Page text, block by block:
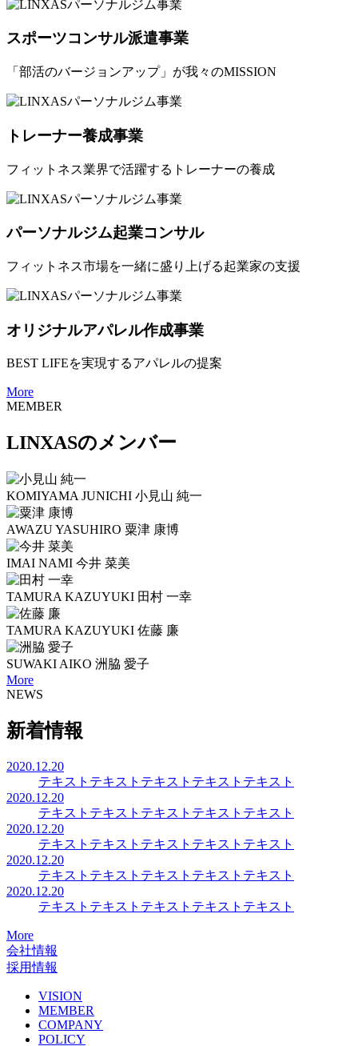
スポーツコンサル派遣事業
「部活のバージョンアップ」が我々のMISSION
トレーナー養成事業
フィットネス業界で活躍するトレーナーの養成
パーソナルジム起業コンサル
フィットネス市場を一緒に盛り上げる起業家の支援
オリジナルアパレル作成事業
BEST LIFEを実現するアパレルの提案
More
MEMBER
LINXASのメンバー
KOMIYAMA JUNICHI 小見山 純一
AWAZU YASUHIRO 粟津 康博
IMAI NAMI 今井 菜美
TAMURA KAZUYUKI 田村 一幸
TAMURA KAZUYUKI 佐藤 廉
SUWAKI AIKO 洲脇 愛子
More
NEWS
新着情報
2020.12.20
テキストテキストテキストテキストテキスト
2020.12.20
テキストテキストテキストテキストテキスト
2020.12.20
テキストテキストテキストテキストテキスト
2020.12.20
テキストテキストテキストテキストテキスト
2020.12.20
テキストテキストテキストテキストテキスト
More
会社情報
採用情報
VISION
MEMBER
COMPANY
POLICY